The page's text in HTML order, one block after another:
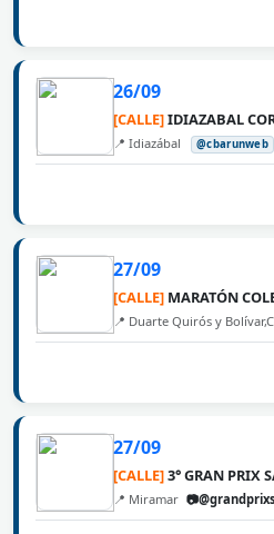
26/09
[CALLE]IDIAZABAL
📍 Idiazábal @cbarunweb
27/09
[CALLE] MARATÓN
📍 Duarte Quirós y
27/09
[CALLE]3° GRAN PRIX
📍 Miramar